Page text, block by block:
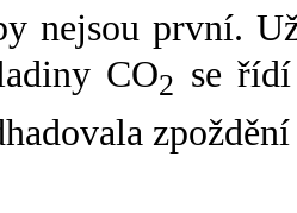
nejsou první.
CO2 se